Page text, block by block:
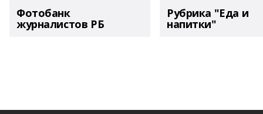
Фотобанк
журналистов РБ
Рубрика "Еда и
напитки"